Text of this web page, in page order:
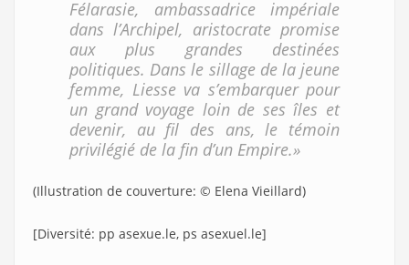
Félarasie, ambassadrice impériale
dans l’Archipel, aristocrate promise
aux plus grandes destinées
politiques. Dans le sillage de la jeune
femme, Liesse va s’embarquer pour
un grand voyage loin de ses îles et
devenir, au fil des ans, le témoin
privilégié de la fin d’un Empire.»
(Illustration de couverture: © Elena Vieillard)
[Diversité: pp asexue.le, ps asexuel.le]